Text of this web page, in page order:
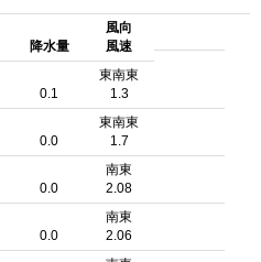
降水量
風向
風速
0.1
東南東
1.3
0.0
東南東
1.7
0.0
南東
2.08
0.0
南東
2.06